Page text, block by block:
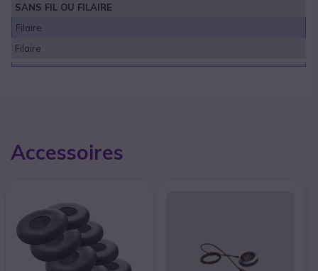
SANS FIL OU FILAIRE
Filaire
Filaire
Accessoires